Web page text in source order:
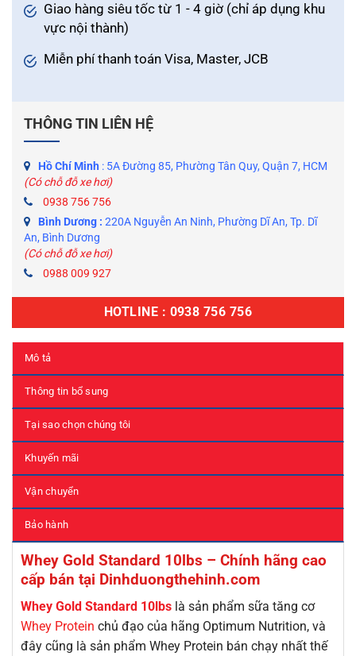
Giao hàng siêu tốc từ 1 - 4 giờ (chỉ áp dụng khu
vực nội thành)
Miễn phí thanh toán Visa, Master, JCB
THÔNG TIN LIÊN HỆ
Hồ Chí Minh : 5A Đường 85, Phường Tân Quy, Quận 7, HCM
(Có chỗ đỗ xe hơi)
0938 756 756
Bình Dương : 220A Nguyễn An Ninh, Phường Dĩ An, Tp. Dĩ
An, Bình Dương
(Có chỗ đỗ xe hơi)
0988 009 927
HOTLINE : 0938 756 756
Mô tả
Thông tin bổ sung
Tại sao chọn chúng tôi
Khuyến mãi
Vận chuyển
Bảo hành
Whey Gold Standard 10lbs – Chính hãng cao
cấp bán tại Dinhduongthehinh.com
Whey Gold Standard 10lbs là sản phẩm sữa tăng cơ
Whey Protein chủ đạo của hãng Optimum Nutrition, và
đây cũng là sản phẩm Whey Protein bán chạy nhất thế